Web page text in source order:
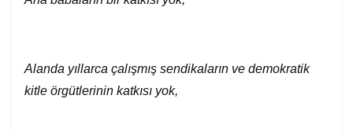
Alanda yıllarca çalışmış sendikaların ve demokratik
kitle örgütlerinin katkısı yok,